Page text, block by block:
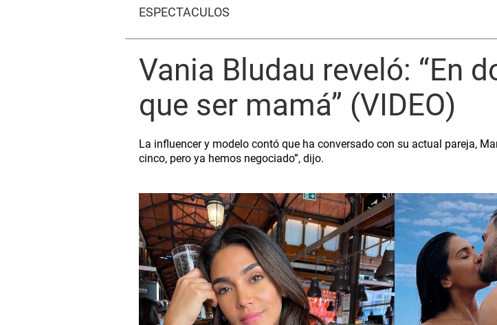
ESPECTÁCULOS
Vania Bludau reveló: “En
que ser mamá” (VIDEO)
La influencer y modelo contó que ha conversado con su actual pareja,
cinco, pero ya hemos negociado”, dijo.